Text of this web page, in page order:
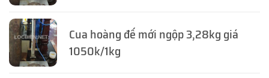
Cua hoàng đế mới ngộp 3,28kg giá
1050k/1kg